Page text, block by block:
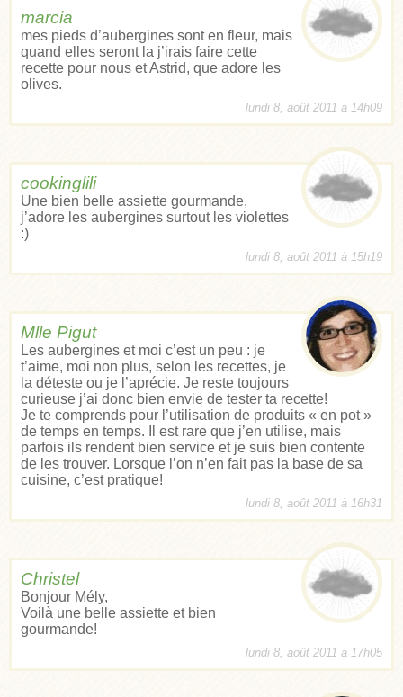
marcia
mes pieds d’aubergines sont en fleur, mais
quand elles seront la j’irais faire cette
recette pour nous et Astrid, que adore les
olives.
lundi 8, août 2011 à 14h09
cookinglili
Une bien belle assiette gourmande,
j’adore les aubergines surtout les violettes
:)
lundi 8, août 2011 à 15h19
Mlle Pigut
Les aubergines et moi c’est un peu : je
t’aime, moi non plus, selon les recettes, je
la déteste ou je l’aprécie. Je reste toujours
curieuse j’ai donc bien envie de tester ta recette!
Je te comprends pour l’utilisation de produits « en pot »
de temps en temps. Il est rare que j’en utilise, mais
parfois ils rendent bien service et je suis bien contente
de les trouver. Lorsque l’on n’en fait pas la base de sa
cuisine, c’est pratique!
lundi 8, août 2011 à 16h31
Christel
Bonjour Mély,
Voilà une belle assiette et bien
gourmande!
lundi 8, août 2011 à 17h05